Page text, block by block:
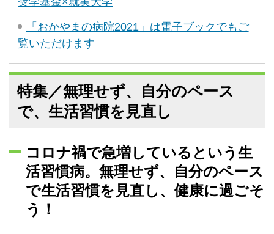
「おかやまの病院2021」は電子ブックでもご
覧いただけます
特集／無理せず、自分のペース
で、生活習慣を見直し
コロナ禍で急増しているという生
活習慣病。無理せず、自分のペース
で生活習慣を見直し、健康に過ごそ
う！